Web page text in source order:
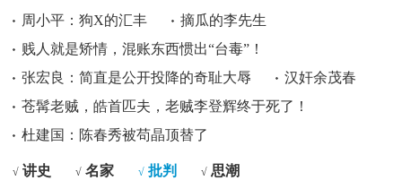
周小平：狗X的汇丰
摘瓜的李先生
贱人就是矫情，混账东西惯出“台毒”！
张宏良：简直是公开投降的奇耻大辱
汉奸余茂春
苍髯老贼，皓首匹夫，老贼李登辉终于死了！
杜建国：陈春秀被苟晶顶替了
√ 讲史 √ 名家 √ 批判 √ 思潮